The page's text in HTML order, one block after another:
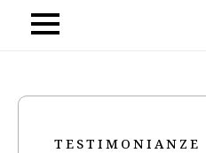
TESTIMONIANZE